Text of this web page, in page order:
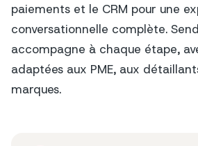
paiements et le CRM pour une
conversationnelle complète.
accompagne à chaque étape,
adaptées aux PME, aux
marques.